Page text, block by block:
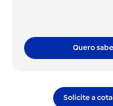
Quero
Solicite a